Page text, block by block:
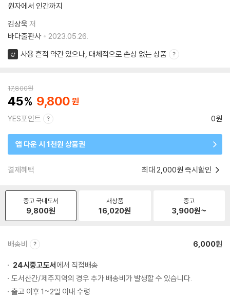
원자에서 인간까지
김상욱 저
바다출판사
2023.05.26.
상 사용 흔적 약간 있으나, 대체적으로 손상 없는 상품
17,800원
45 9,800
YES포인트 0원
앱 다운 시 1천원 상품권
결제혜택 최대 2,000원 즉시할인
중고 국내도서
9,800원
새상품
16,020원
중고
3,900원~
배송비 6,000원
24시중고도서에서 직접배송
도서산간/제주지역의 경우 추가 배송비가 발생할 수 있습니다.
출고 이후 1~2일 이내 수령